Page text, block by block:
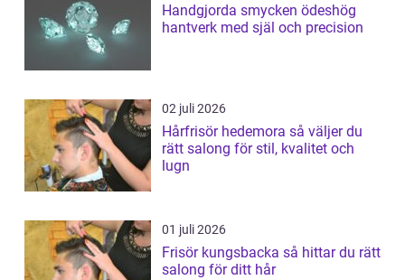
Handgjorda smycken ödeshög
hantverk med själ och precision
02 juli 2026
Hårfrisör hedemora så väljer du
rätt salong för stil, kvalitet och
lugn
01 juli 2026
Frisör kungsbacka så hittar du rätt
salong för ditt hår